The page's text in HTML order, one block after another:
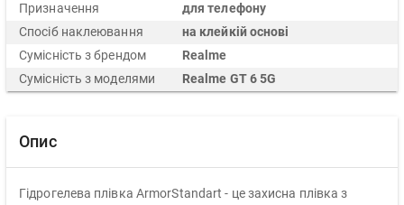
Призначення
для телефону
Спосіб наклеювання
на клейкій основі
Сумісність з брендом
Realme
Сумісність з моделями
Realme GT 6 5G
Опис
Гідрогелева плівка ArmorStandart - це захисна плівка з